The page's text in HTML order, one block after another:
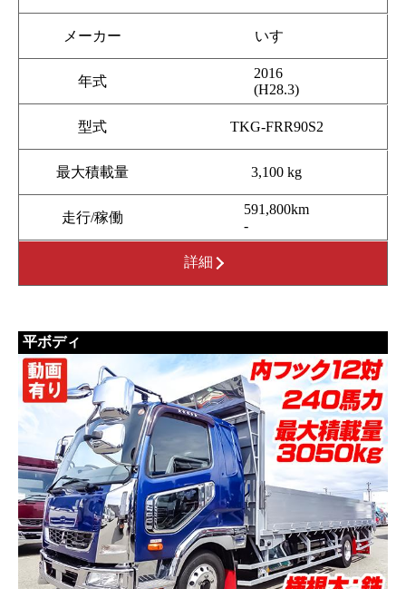
メーカー いすゞ
年式
2016
(H28.3)
型式 TKG-FRR90S2
最大積載量 3,100 kg
走行/稼働
591,800km
-
詳細
平ボディ